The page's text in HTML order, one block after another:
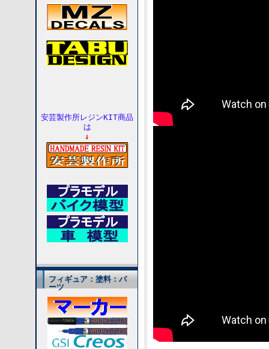
安芸製作所レジンKIT商品
は
↓
フィギュア：塗料：パ
ーツ